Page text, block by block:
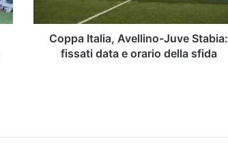
orario
dellaCoppa Italia, Avellino-Juve Stabia:
fissati data e orario della sfida